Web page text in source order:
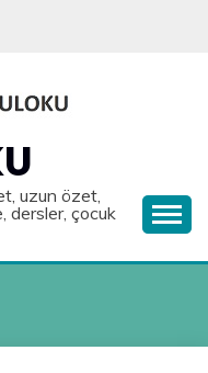
uzun özet,
dersler, çocuk